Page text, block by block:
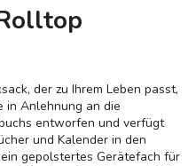
der zu Ihrem Leben passt,
in Anlehnung an die
entworfen und verfügt
und Kalender in den
gepolstertes Gerätefach für